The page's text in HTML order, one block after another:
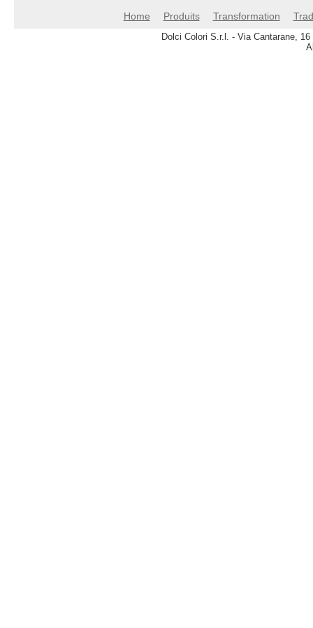
Home Produits Transformation
Dolci Colori S.r.l. - Via Cantarane,